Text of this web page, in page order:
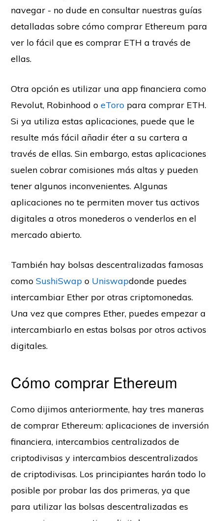
navegar - no dude en consultar nuestras guías
detalladas sobre cómo comprar Ethereum para
ver lo fácil que es comprar ETH a través de
ellas.
Otra opción es utilizar una app financiera como
Revolut, Robinhood oeToro para comprar ETH.
Si ya utiliza estas aplicaciones, puede que le
resulte más fácil añadir éter a su cartera a
través de ellas. Sin embargo, estas aplicaciones
suelen cobrar comisiones más altas y pueden
tener algunos inconvenientes. Algunas
aplicaciones no te permiten mover tus activos
digitales a otros monederos o venderlos en el
mercado abierto.
También hay bolsas descentralizadas famosas
comoSushiSwap o Uniswapdonde puedes
intercambiar Ether por otras criptomonedas.
Una vez que compres Ether, puedes empezar a
intercambiarlo en estas bolsas por otros activos
digitales.
Cómo comprar Ethereum
Como dijimos anteriormente, hay tres maneras
de comprar Ethereum: aplicaciones de inversión
financiera, intercambios centralizados de
criptodivisas y intercambios descentralizados
de criptodivisas. Los principiantes harán todo lo
posible por probar las dos primeras, ya que
para utilizar las bolsas descentralizadas es